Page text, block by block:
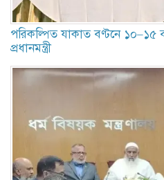
পরিকল্পিত যাকাত বণ্টনে ১০–১৫
প্রধানমন্ত্রী